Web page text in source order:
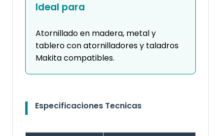
Ideal para
Atornillado en madera, metal y
tablero con atornilladores y taladros
Makita compatibles.
Especificaciones Tecnicas